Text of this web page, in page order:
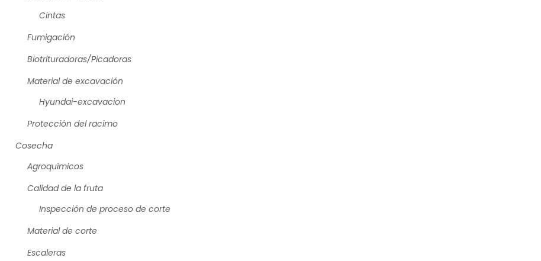
Cintas
Fumigación
Biotrituradoras/Picadoras
Material de excavación
Hyundai-excavacion
Protección del racimo
Cosecha
Agroquímicos
Calidad de la fruta
Inspección de proceso de corte
Material de corte
Escaleras